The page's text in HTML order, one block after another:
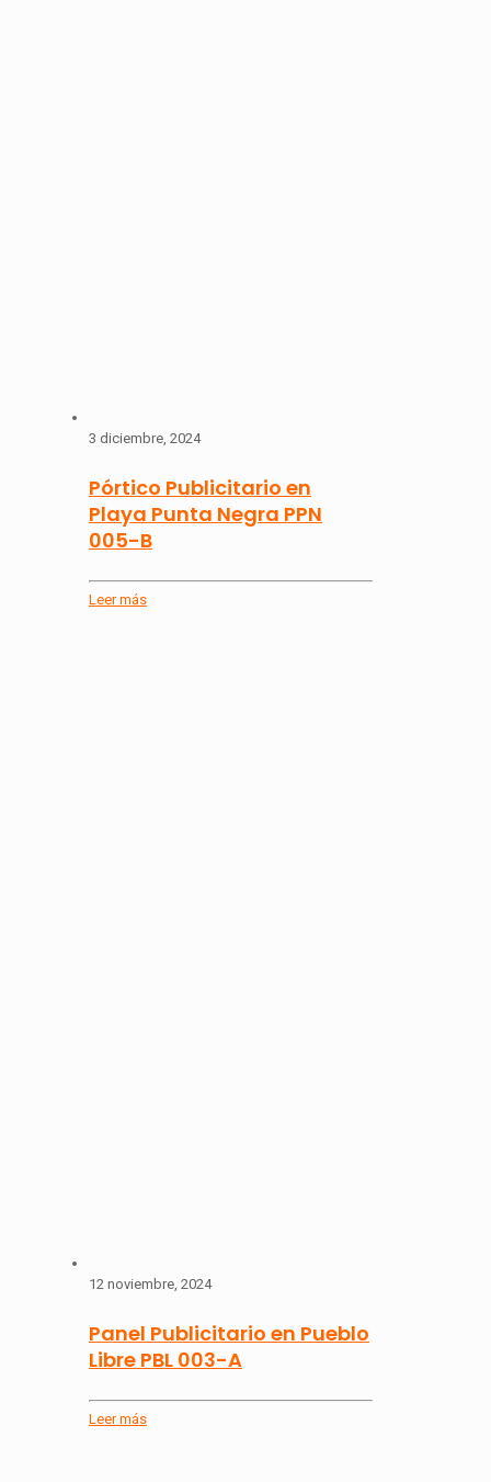
3 diciembre, 2024
Pórtico Publicitario en
Playa Punta Negra PPN
005-B
Leer más
12 noviembre, 2024
Panel Publicitario en Pueblo
Libre PBL 003-A
Leer más